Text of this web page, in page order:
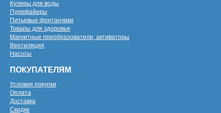
Кулеры для воды
Пурифайеры
Питьевые фонтанчики
Товары для здоровья
Магнитные преобразователи, активаторы
Вентиляция
Насосы
ПОКУПАТЕЛЯМ
Условия покупки
Оплата
Доставка
Скидки